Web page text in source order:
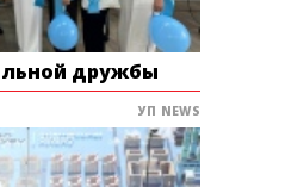
дружбы
УП NEWS